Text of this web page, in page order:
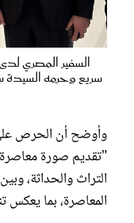
السفير المصري
سريع وحرمه السيدة
وأوضح أن الحرص
"تقديم صورة
التراث والحداثة،
المعاصرة، بما يعكس